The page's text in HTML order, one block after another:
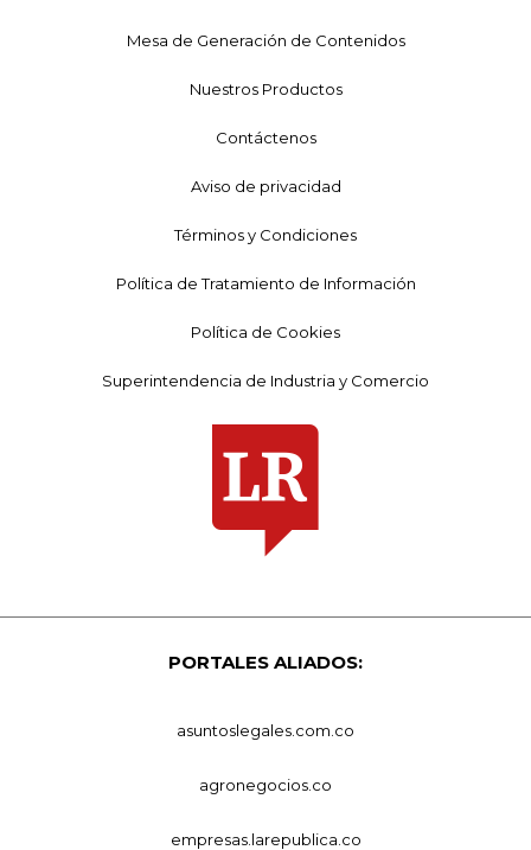
Mesa de Generación de Contenidos
Nuestros Productos
Contáctenos
Aviso de privacidad
Términos y Condiciones
Política de Tratamiento de Información
Política de Cookies
Superintendencia de Industria y Comercio
PORTALES ALIADOS:
asuntoslegales.com.co
agronegocios.co
empresas.larepublica.co